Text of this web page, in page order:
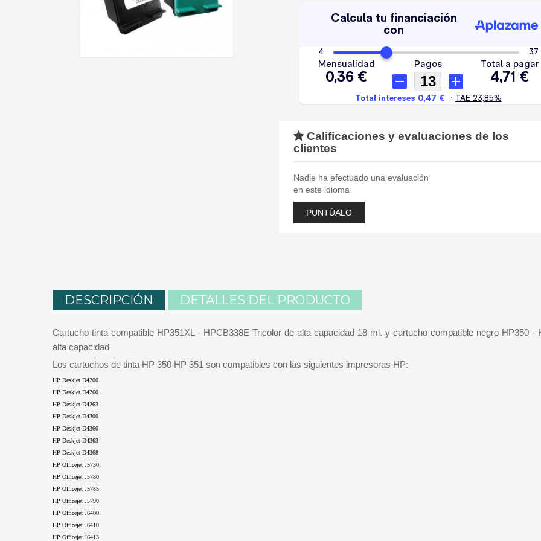
Calificaciones y evaluaciones de los
clientes
Nadie ha efectuado una evaluación
en este idioma
PUNTÚALO
DESCRIPCIÓN DETALLES DEL PRODUCTO
Cartucho tinta compatible HP351XL - HPCB338E Tricolor de alta capacidad 18 ml. y cartucho compatible negro HP350 -
alta capacidad
Los cartuchos de tinta HP 350 HP 351 son compatibles con las siguientes impresoras HP:
HP Deskjet D4200
HP Deskjet D4260
HP Deskjet D4263
HP Deskjet D4300
HP Deskjet D4360
HP Deskjet D4363
HP Deskjet D4368
HP Officejet J5730
HP Officejet J5780
HP Officejet J5785
HP Officejet J5790
HP Officejet J6400
HP Officejet J6410
HP Officejet J6413